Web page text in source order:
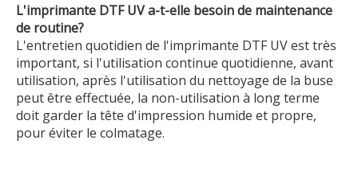
L'imprimante DTF UV a-t-elle besoin de maintenance
de routine?
L'entretien quotidien de l'imprimante DTF UV est très
important, si l'utilisation continue quotidienne, avant
utilisation, après l'utilisation du nettoyage de la buse
peut être effectuée, la non-utilisation à long terme
doit garder la tête d'impression humide et propre,
pour éviter le colmatage.